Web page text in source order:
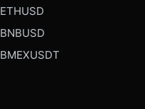
ETHUSD
BNBUSD
BMEXUSDT